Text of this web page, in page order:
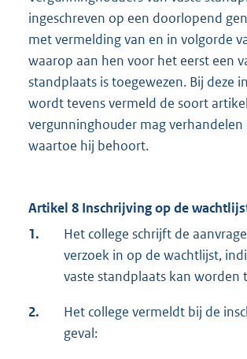
ingeschreven op een doorlopend
met vermelding van en in volgorde
waarop aan hen voor het eerst een
standplaats is toegewezen. Bij deze
wordt tevens vermeld de soort
vergunninghouder mag verhandelen
waartoe hij behoort.
Artikel 8 Inschrijving op de
1.
Het college schrijft de
verzoek in op de wachtlijst,
vaste standplaats kan worden
2.
Het college vermeldt bij de
geval: